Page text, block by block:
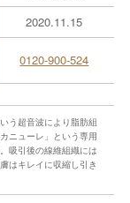
2020.11.15
0120-900-524
う超音波により脂肪組
ニューレ」という専用
吸引後の線維組織には
はキレイに収縮し引き